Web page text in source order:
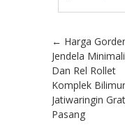
Post
← Harga
Jendela
Dan Rel Rollet
Komplek
Jatiwaringin
Pasang